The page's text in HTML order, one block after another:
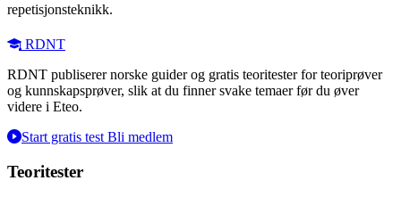
repetisjonsteknikk.
RDNT
RDNT publiserer norske guider og gratis teoritester for teoriprøver
og kunnskapsprøver, slik at du finner svake temaer før du øver
videre i Eteo.
Start gratis test Bli medlem
Teoritester